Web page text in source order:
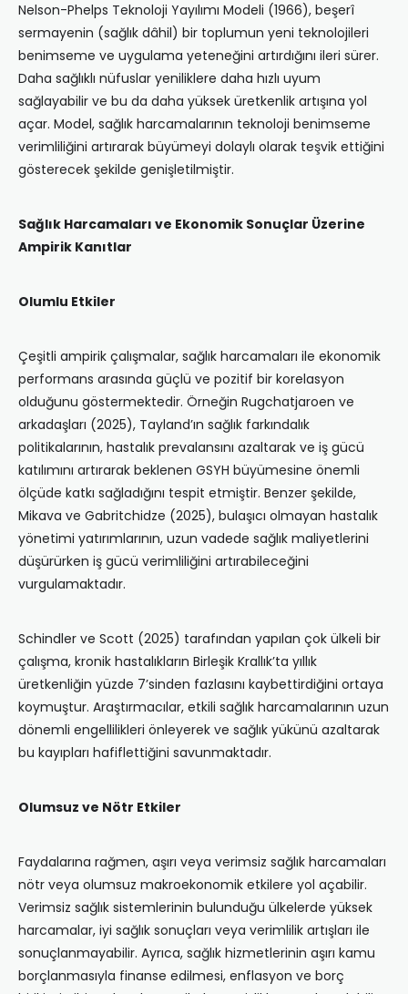
Nelson-Phelps Teknoloji Yayılımı Modeli (1966), beşerî
sermayenin (sağlık dâhil) bir toplumun yeni teknolojileri
benimseme ve uygulama yeteneğini artırdığını ileri sürer.
Daha sağlıklı nüfuslar yeniliklere daha hızlı uyum
sağlayabilir ve bu da daha yüksek üretkenlik artışına yol
açar. Model, sağlık harcamalarının teknoloji benimseme
verimliliğini artırarak büyümeyi dolaylı olarak teşvik ettiğini
gösterecek şekilde genişletilmiştir.
Sağlık Harcamaları ve Ekonomik Sonuçlar Üzerine
Ampirik Kanıtlar
Olumlu Etkiler
Çeşitli ampirik çalışmalar, sağlık harcamaları ile ekonomik
performans arasında güçlü ve pozitif bir korelasyon
olduğunu göstermektedir. Örneğin Rugchatjaroen ve
arkadaşları (2025), Tayland’ın sağlık farkındalık
politikalarının, hastalık prevalansını azaltarak ve iş gücü
katılımını artırarak beklenen GSYH büyümesine önemli
ölçüde katkı sağladığını tespit etmiştir. Benzer şekilde,
Mikava ve Gabritchidze (2025), bulaşıcı olmayan hastalık
yönetimi yatırımlarının, uzun vadede sağlık maliyetlerini
düşürürken iş gücü verimliliğini artırabileceğini
vurgulamaktadır.
Schindler ve Scott (2025) tarafından yapılan çok ülkeli bir
çalışma, kronik hastalıkların Birleşik Krallık’ta yıllık
üretkenliğin yüzde 7’sinden fazlasını kaybettirdiğini ortaya
koymuştur. Araştırmacılar, etkili sağlık harcamalarının uzun
dönemli engellilikleri önleyerek ve sağlık yükünü azaltarak
bu kayıpları hafiflettiğini savunmaktadır.
Olumsuz ve Nötr Etkiler
Faydalarına rağmen, aşırı veya verimsiz sağlık harcamaları
nötr veya olumsuz makroekonomik etkilere yol açabilir.
Verimsiz sağlık sistemlerinin bulunduğu ülkelerde yüksek
harcamalar, iyi sağlık sonuçları veya verimlilik artışları ile
sonuçlanmayabilir. Ayrıca, sağlık hizmetlerinin aşırı kamu
borçlanmasıyla finanse edilmesi, enflasyon ve borç